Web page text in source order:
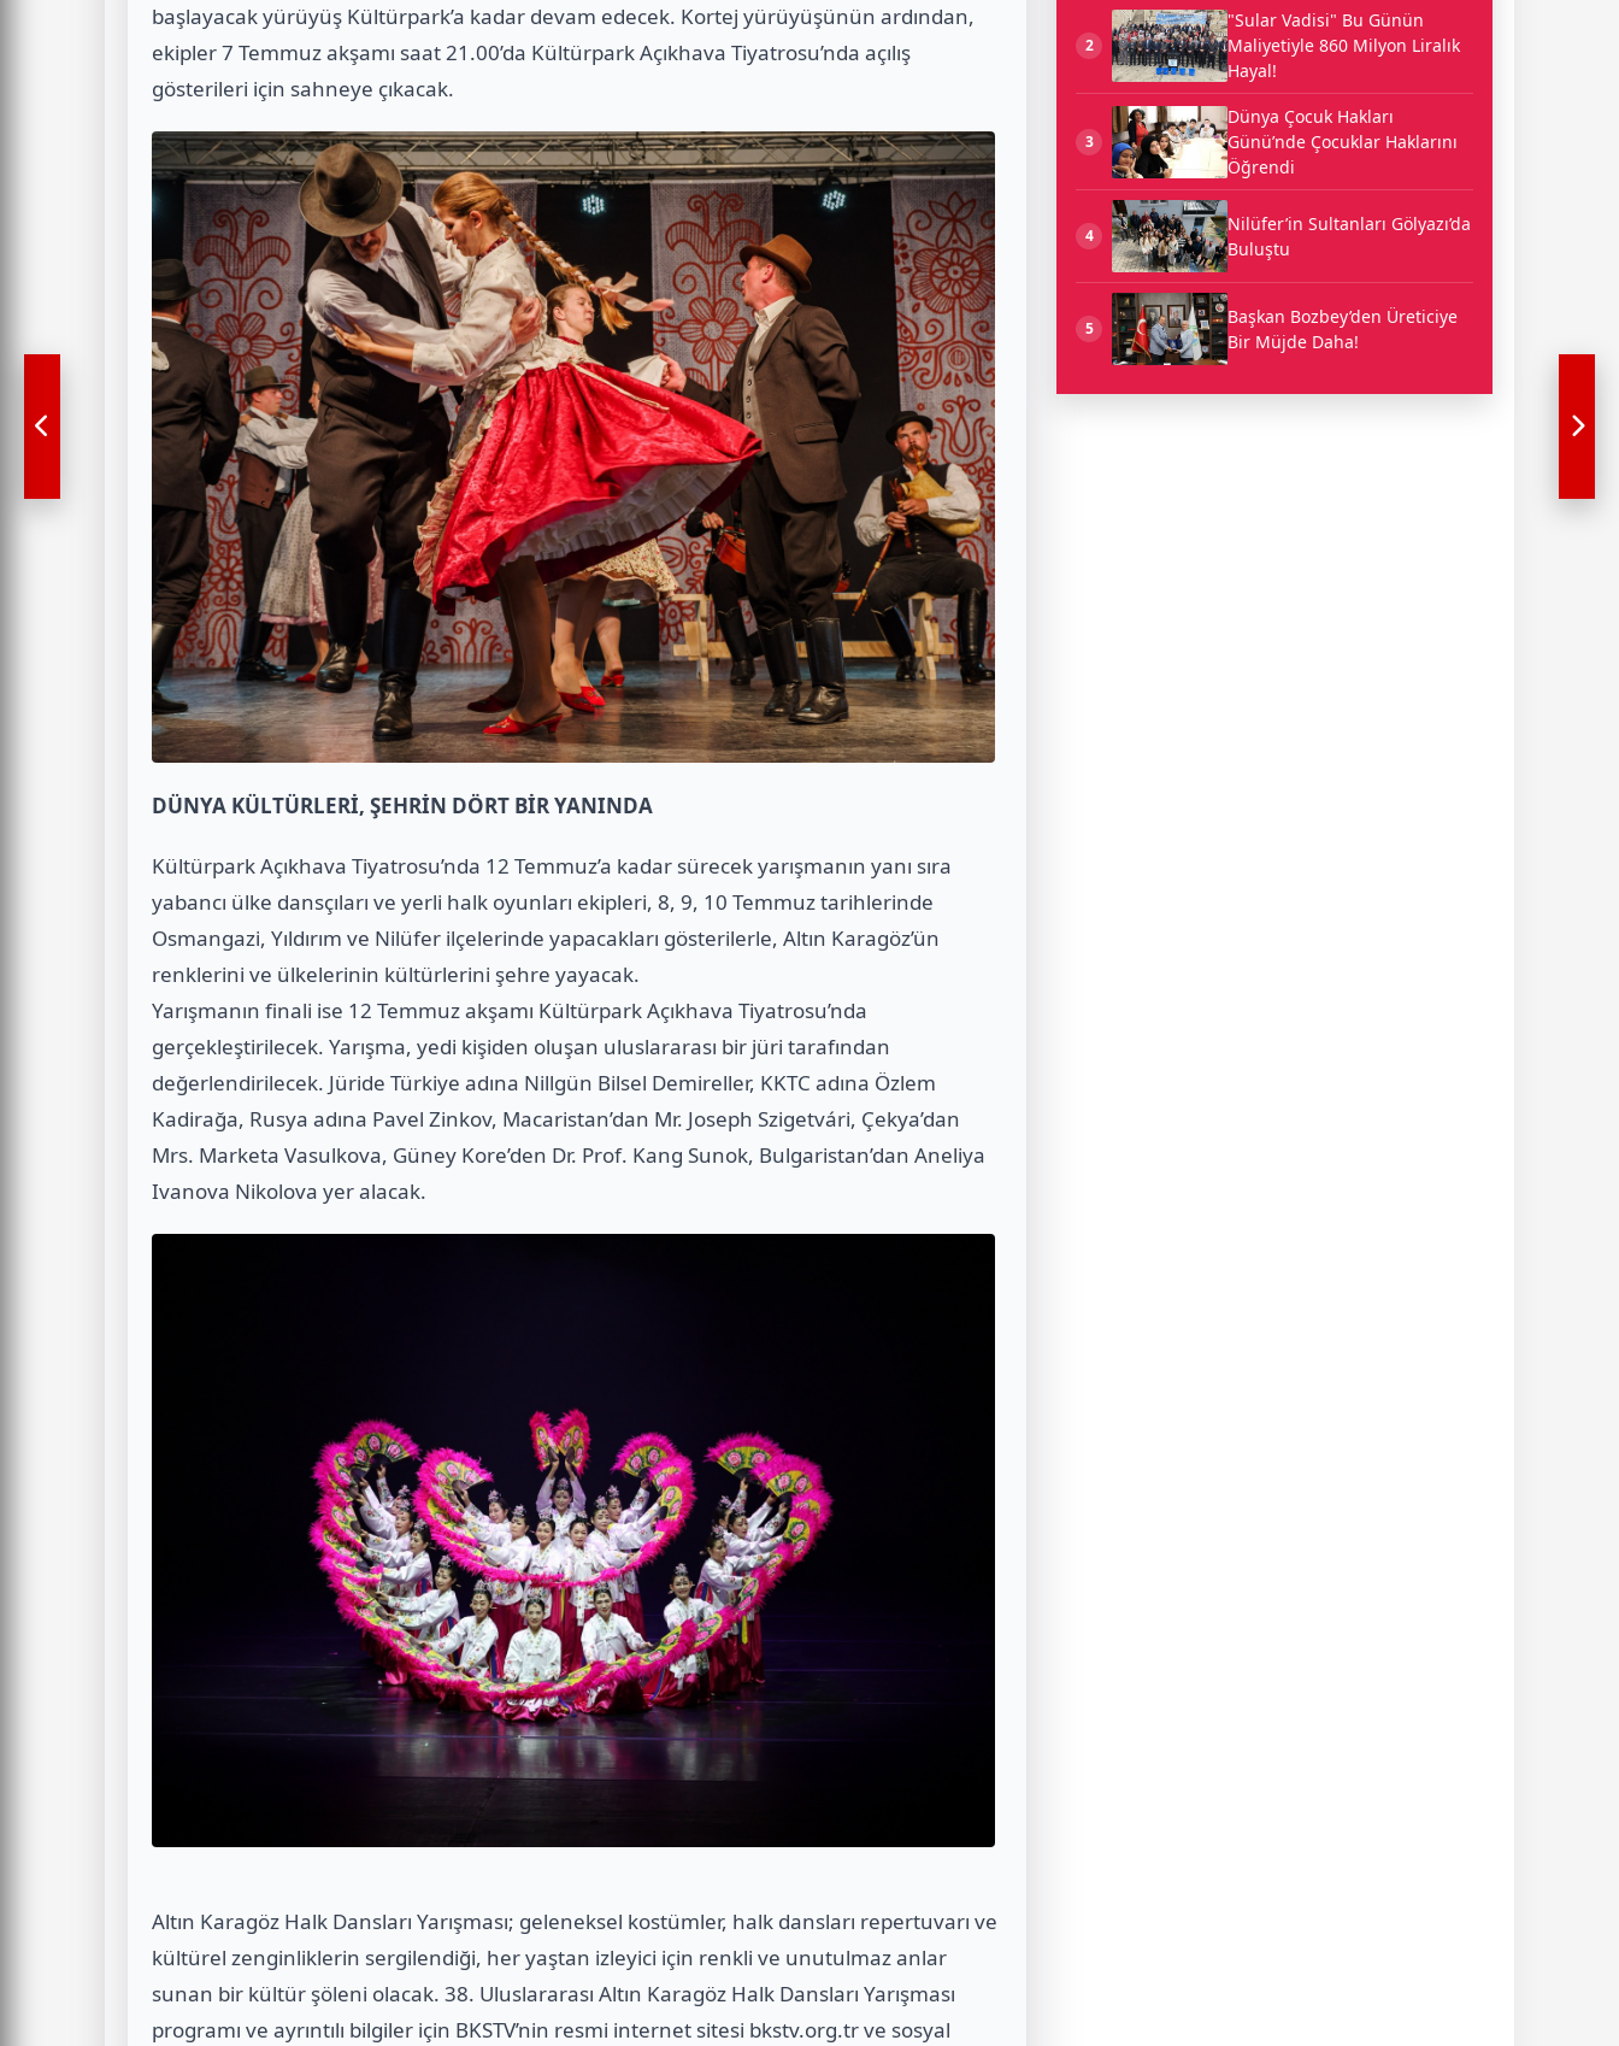
başlayacak yürüyüş Kültürpark’a kadar devam edecek. Kortej yürüyüşünün ardından,
ekipler 7 Temmuz akşamı saat 21.00’da Kültürpark Açıkhava Tiyatrosu’nda açılış
gösterileri için sahneye çıkacak.
DÜNYA KÜLTÜRLERİ, ŞEHRİN DÖRT BİR YANINDA
Kültürpark Açıkhava Tiyatrosu’nda 12 Temmuz’a kadar sürecek yarışmanın yanı sıra
yabancı ülke dansçıları ve yerli halk oyunları ekipleri, 8, 9, 10 Temmuz tarihlerinde
Osmangazi, Yıldırım ve Nilüfer ilçelerinde yapacakları gösterilerle, Altın Karagöz’ün
renklerini ve ülkelerinin kültürlerini şehre yayacak.
Yarışmanın finali ise 12 Temmuz akşamı Kültürpark Açıkhava Tiyatrosu’nda
gerçekleştirilecek. Yarışma, yedi kişiden oluşan uluslararası bir jüri tarafından
değerlendirilecek. Jüride Türkiye adına Nillgün Bilsel Demireller, KKTC adına Özlem
Kadirağa, Rusya adına Pavel Zinkov, Macaristan’dan Mr. Joseph Szigetvári, Çekya’dan
Mrs. Marketa Vasulkova, Güney Kore’den Dr. Prof. Kang Sunok, Bulgaristan’dan Aneliya
Ivanova Nikolova yer alacak.
Altın Karagöz Halk Dansları Yarışması; geleneksel kostümler, halk dansları repertuvarı ve
kültürel zenginliklerin sergilendiği, her yaştan izleyici için renkli ve unutulmaz anlar
sunan bir kültür şöleni olacak. 38. Uluslararası Altın Karagöz Halk Dansları Yarışması
programı ve ayrıntılı bilgiler için BKSTV’nin resmi internet sitesi bkstv.org.tr ve sosyal
2
"Sular Vadisi" Bu Günün
Maliyetiyle 860 Milyon Liralık
Hayal!
3
Dünya Çocuk Hakları
Günü’nde Çocuklar Haklarını
Öğrendi
4
Nilüfer’in Sultanları Gölyazı’da
Buluştu
5
Başkan Bozbey’den Üreticiye
Bir Müjde Daha!